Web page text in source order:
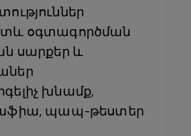
օգտագործման
սարքեր և
խնամք,
պապ-թեստեր